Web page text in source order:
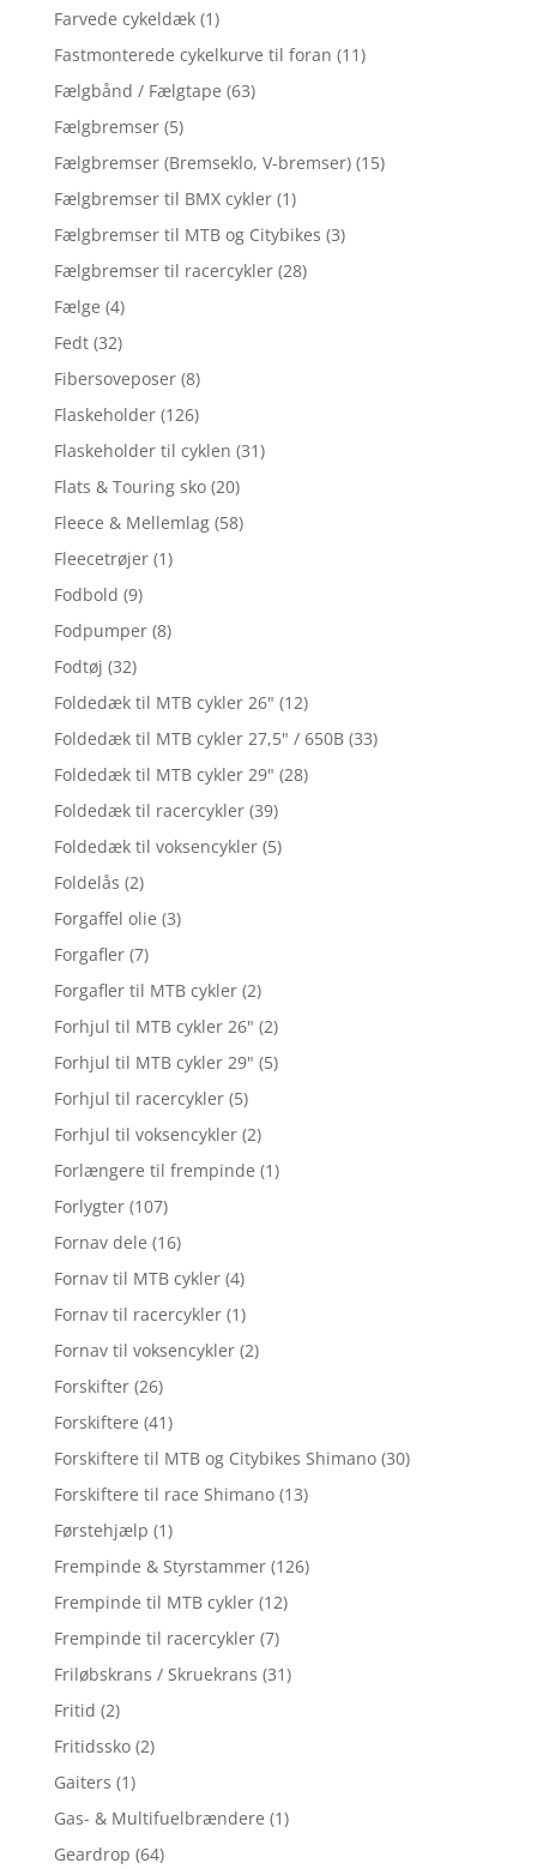
Farvede cykeldæk (1)
Fastmonterede cykelkurve til foran (11)
Fælgbånd / Fælgtape (63)
Fælgbremser (5)
Fælgbremser (Bremseklo, V-bremser) (15)
Fælgbremser til BMX cykler (1)
Fælgbremser til MTB og Citybikes (3)
Fælgbremser til racercykler (28)
Fælge (4)
Fedt (32)
Fibersoveposer (8)
Flaskeholder (126)
Flaskeholder til cyklen (31)
Flats & Touring sko (20)
Fleece & Mellemlag (58)
Fleecetrøjer (1)
Fodbold (9)
Fodpumper (8)
Fodtøj (32)
Foldedæk til MTB cykler 26" (12)
Foldedæk til MTB cykler 27,5" / 650B (33)
Foldedæk til MTB cykler 29" (28)
Foldedæk til racercykler (39)
Foldedæk til voksencykler (5)
Foldelås (2)
Forgaffel olie (3)
Forgafler (7)
Forgafler til MTB cykler (2)
Forhjul til MTB cykler 26" (2)
Forhjul til MTB cykler 29" (5)
Forhjul til racercykler (5)
Forhjul til voksencykler (2)
Forlængere til frempinde (1)
Forlygter (107)
Fornav dele (16)
Fornav til MTB cykler (4)
Fornav til racercykler (1)
Fornav til voksencykler (2)
Forskifter (26)
Forskiftere (41)
Forskiftere til MTB og Citybikes Shimano (30)
Forskiftere til race Shimano (13)
Førstehjælp (1)
Frempinde & Styrstammer (126)
Frempinde til MTB cykler (12)
Frempinde til racercykler (7)
Friløbskrans / Skruekrans (31)
Fritid (2)
Fritidssko (2)
Gaiters (1)
Gas- & Multifuelbrændere (1)
Geardrop (64)